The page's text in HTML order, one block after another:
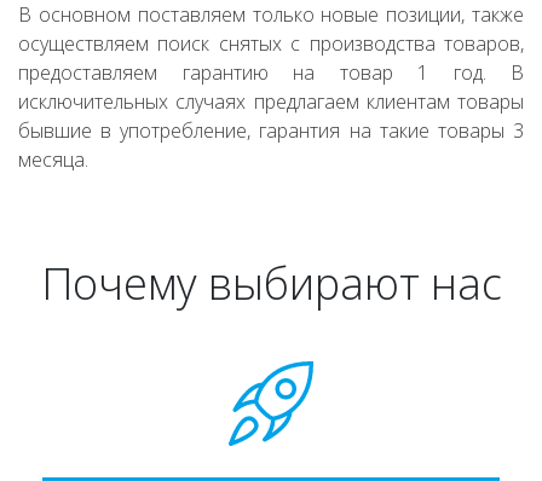
В основном поставляем только новые позиции, также
осуществляем поиск снятых с производства товаров,
предоставляем гарантию на товар 1 год. В
исключительных случаях предлагаем клиентам товары
бывшие в употребление, гарантия на такие товары 3
месяца.
Почему выбирают нас